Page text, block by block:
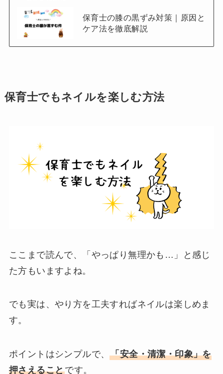
保育士の膝の黒ずみ対策｜原因と
ケア法を徹底解説
保育士でもネイルを楽しむ方法
ここまで読んで、「やっぱり無理かも…」と感じ
た方もいますよね。
でも実は、やり方を工夫すればネイルは楽しめま
す。
ポイントはシンプルで、「安全・清潔・印象」を
押さえることです。